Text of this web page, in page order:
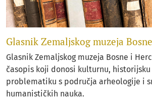
Glasnik Zemaljskog muzeja
Glasnik Zemaljskog muzeja Bosne i
časopis koji donosi kulturnu, historijsku
problematiku s područja arheologije i
humanističkih nauka.